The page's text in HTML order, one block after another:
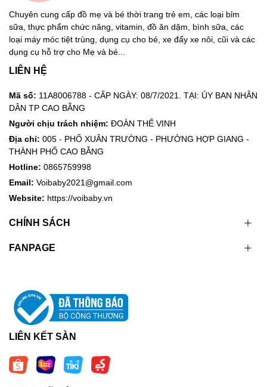
Chuyên cung cấp đồ mẹ và bé thời trang trẻ em, các loại bỉm
sữa, thực phẩm chức năng, vitamin, đồ ăn dặm, bình sữa, các
loại máy móc tiệt trùng, dụng cụ cho bé, xe đẩy xe nôi, cũi và các
dụng cụ hỗ trợ cho Mẹ và bé...
LIÊN HỆ
Mã số: 11A8006788 - CẤP NGÀY: 08/7/2021. TẠI: ỦY BAN NHÂN
DÂN TP CAO BẰNG
Người chịu trách nhiệm: ĐOÀN THẾ VINH
Địa chỉ: 005 - PHỐ XUÂN TRƯỜNG - PHƯỜNG HỢP GIANG -
THÀNH PHỐ CAO BẰNG
Hotline: 0865759998
Email: Voibaby2021@gmail.com
Website: https://voibaby.vn
CHÍNH SÁCH
FANPAGE
LIÊN KẾT SÀN